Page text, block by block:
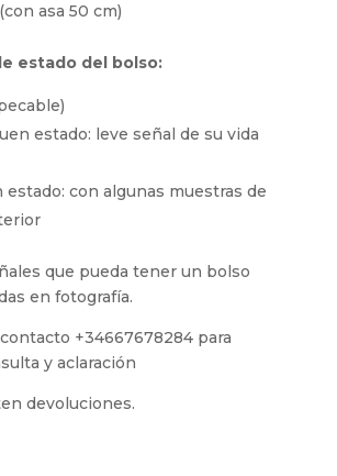
asa 50 cm)
estado del bolso:
estado: leve señal de su vida
estado: con algunas muestras de
que pueda tener un bolso
en fotografía.
+34667678284 para
y aclaración
devoluciones.